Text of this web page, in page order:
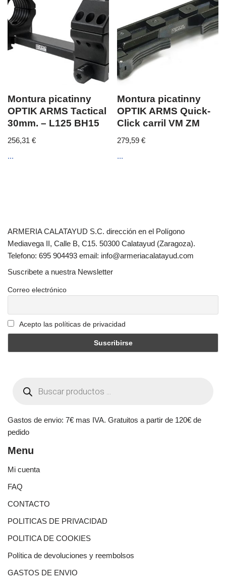
Montura picatinny
OPTIK ARMS Tactical
30mm. – L125 BH15
256,31 €
...
Montura picatinny
OPTIK ARMS Quick-
Click carril VM ZM
279,59€
...
ARMERIA CALATAYUD S.C. dirección en el Polígono
Mediavega II, Calle B, C15. 50300 Calatayud (Zaragoza).
Telefono: 695 904493 email: info@armeriacalatayud.com
Suscribete a nuestra Newsletter
Correo electrónico
Acepto las políticas de privacidad
Gastos de envio: 7€ mas IVA. Gratuitos a partir de 120€ de
pedido
Menu
Mi cuenta
FAQ
CONTACTO
POLITICAS DE PRIVACIDAD
POLITICA DE COOKIES
Política de devoluciones y reembolsos
GASTOS DE ENVIO